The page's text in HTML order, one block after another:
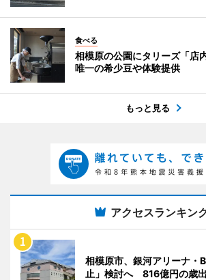
食べる
相模原の公園にタリーズ「
唯一の希少豆や体験提供
もっと見る
アクセスランキン
相模原市、銀河アリーナ・
止」検討へ 816億円の歳